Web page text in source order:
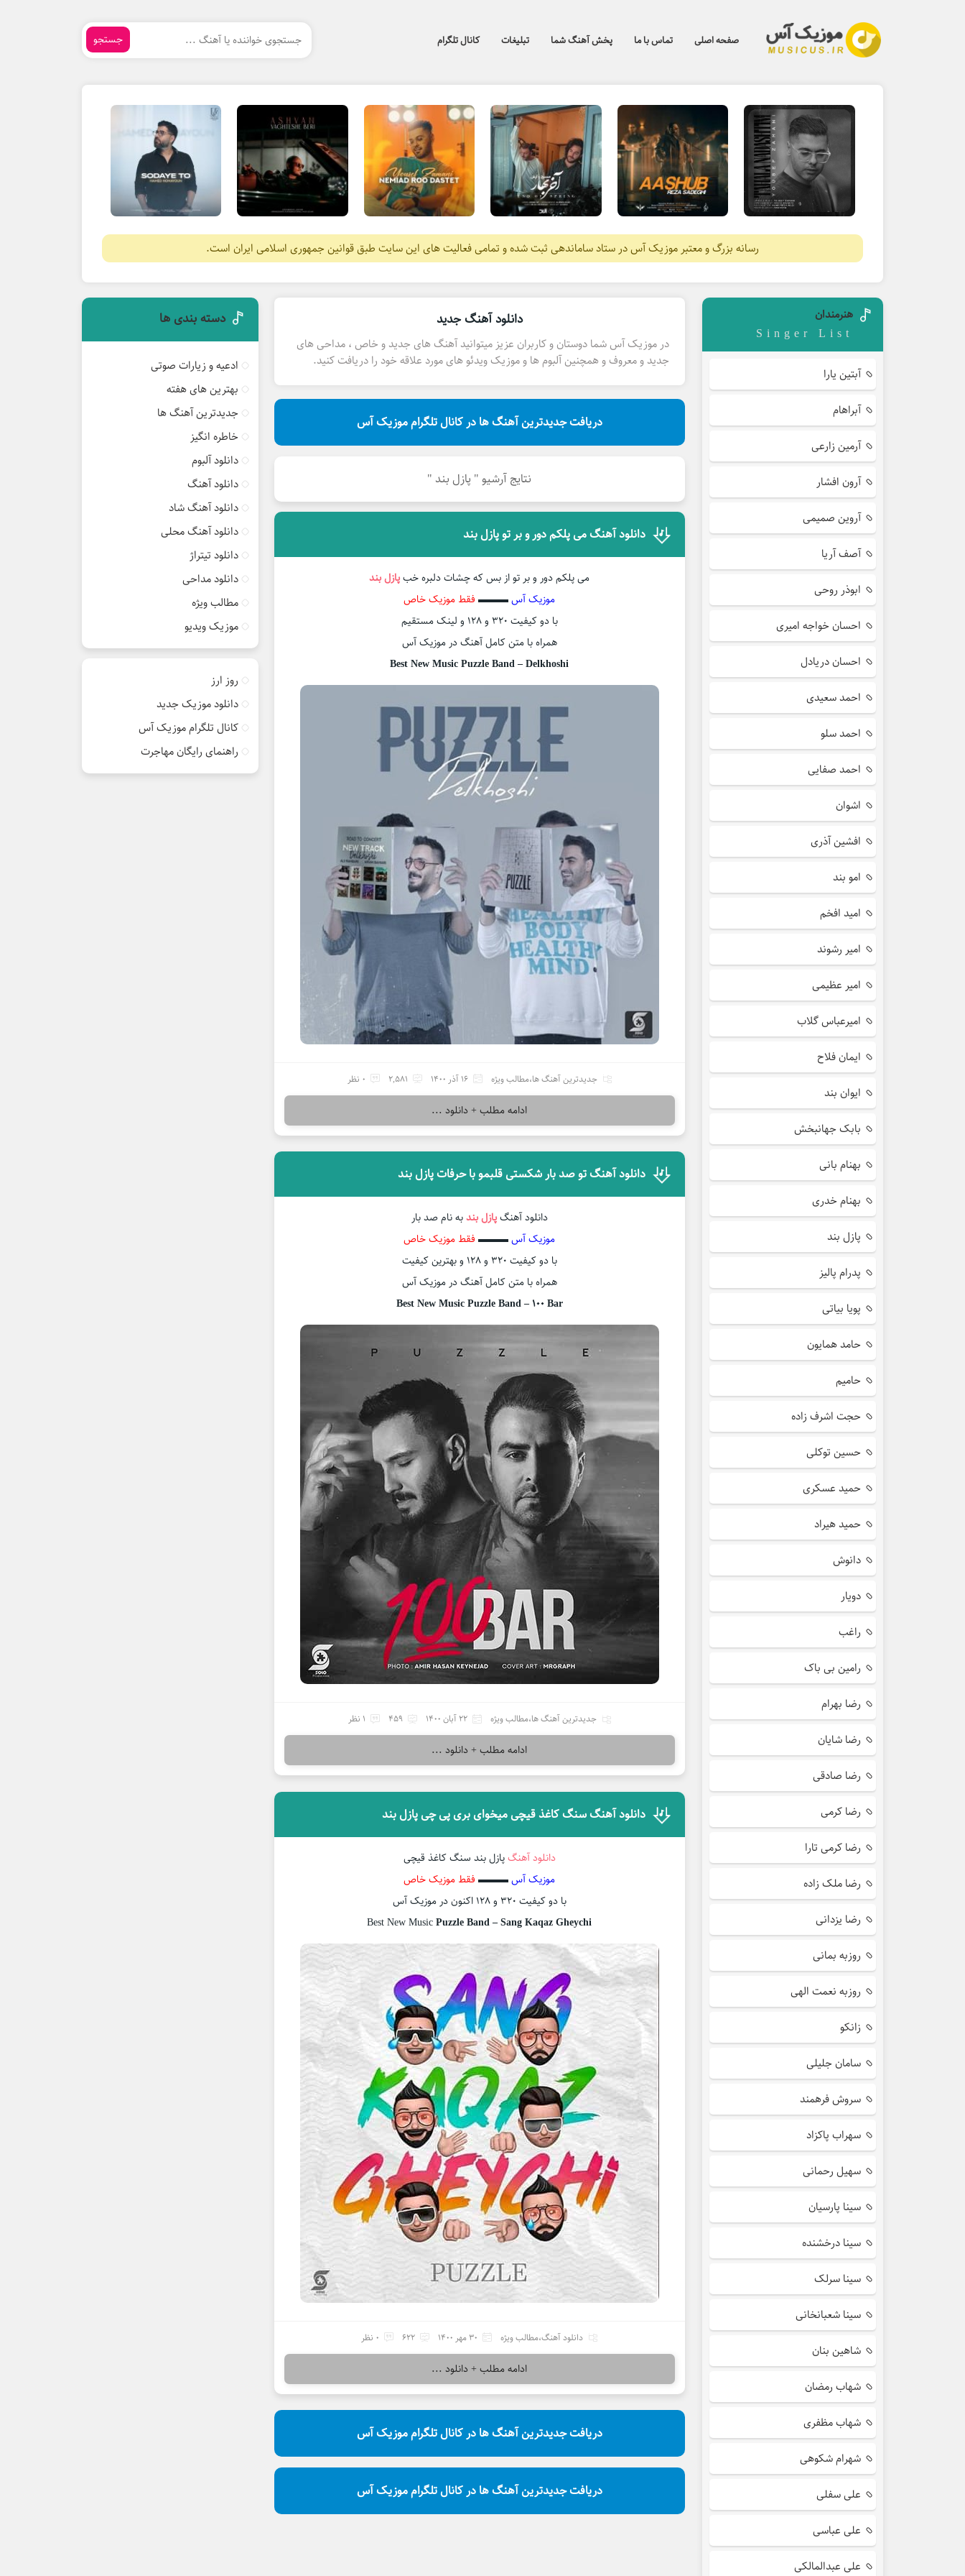
صفحه اصلی تماس با ما پخش آهنگ شما تبلیغات کانال تلگرام جستجو
رسانه بزرگ و معتبر موزیک آس در ستاد ساماندهی ثبت شده و تمامی فعالیت های این سایت طبق قوانین جمهوری اسلامی ایران است.
دانلود آهنگ جدید
در موزیک آس شما دوستان و کاربران عزیز میتوانید آهنگ های جدید و خاص ، مداحی های
جدید و معروف و همچنین آلبوم ها و موزیک ویدئو های مورد علاقه خود را دریافت کنید.
دریافت جدیدترین آهنگ ها در کانال تلگرام موزیک آس
نتایج آرشیو " پازل بند "
دانلود آهنگ می پلکم دور و بر تو پازل بند
می پلکم دور و بر تو از بس که چشات دلبره خبپازل بند
موزیک آس▬▬▬ فقط موزیک خاص
با دو کیفیت ۳۲۰ و ۱۲۸ و لینک مستقیم
همراه با متن کامل آهنگ در موزیک آس
Best New Music Puzzle Band – Delkhoshi
جدیدترین آهنگ ها،مطالب ویژه 16 آذر 1400 2,581 0 نظر
ادامه مطلب + دانلود ...
دانلود آهنگ تو صد بار شکستی قلبمو با حرفات پازل بند
دانلود آهنگپازل بندبه نام صد بار
موزیک آس▬▬▬فقط موزیک خاص
با دو کیفیت ۳۲۰ و ۱۲۸ و بهترین کیفیت
همراه با متن کامل آهنگ در موزیک آس
Best New Music Puzzle Band – 100 Bar
جدیدترین آهنگ ها،مطالب ویژه 22 آبان 1400 459 1 نظر
ادامه مطلب + دانلود ...
دانلود آهنگ سنگ کاغذ قیچی میخوای بری پی چی پازل بند
دانلود آهنگپازل بند سنگ کاغذ قیچی
موزیک آس▬▬▬ فقط موزیک خاص
با دو کیفیت ۳۲۰ و ۱۲۸ اکنون در موزیک آس
Best New MusicPuzzle Band – Sang Kaqaz Gheychi
دانلود آهنگ،مطالب ویژه 30 مهر 1400 622 0 نظر
ادامه مطلب + دانلود ...
دریافت جدیدترین آهنگ ها در کانال تلگرام موزیک آس
دریافت جدیدترین آهنگ ها در کانال تلگرام موزیک آس
هنرمندان
Singer List
آبتین یارا
آبراهام
آرمین زارعی
آرون افشار
آروین صمیمی
آصف آریا
ابوذر روحی
احسان خواجه امیری
احسان دریادل
احمد سعیدی
احمد سلو
احمد صفایی
اشوان
افشین آذری
امو بند
امید افخم
امیر رشوند
امیر عظیمی
امیرعباس گلاب
ایمان فلاح
ایوان بند
بابک جهانبخش
بهنام بانی
بهنام خدری
پازل بند
پدرام پالیز
پویا بیاتی
حامد همایون
حامیم
حجت اشرف زاده
حسین توکلی
حمید عسکری
حمید هیراد
دانوش
دویار
راغب
رامین بی باک
رضا بهرام
رضا شایان
رضا صادقی
رضا کرمی
رضا کرمی تارا
رضا ملک زاده
رضا یزدانی
روزبه بمانی
روزبه نعمت الهی
زانکو
سامان جلیلی
سروش فرهمند
سهراب پاکزاد
سهیل رحمانی
سینا پارسیان
سینا درخشنده
سینا سرلک
سینا شعبانخانی
شاهین بنان
شهاب رمضان
شهاب مظفری
شهرام شکوهی
علی سفلی
علی عباسی
علی عبدالمالکی
دسته بندی ها
ادعیه و زیارات صوتی
بهترین های هفته
جدیدترین آهنگ ها
خاطره انگیز
دانلود آلبوم
دانلود آهنگ
دانلود آهنگ شاد
دانلود آهنگ محلی
دانلود تیتراژ
دانلود مداحی
مطالب ویژه
موزیک ویدیو
روز ارز
دانلود موزیک جدید
کانال تلگرام موزیک آس
راهنمای رایگان مهاجرت